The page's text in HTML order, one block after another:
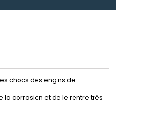
chocs des engins de
la corrosion et de le rentre très